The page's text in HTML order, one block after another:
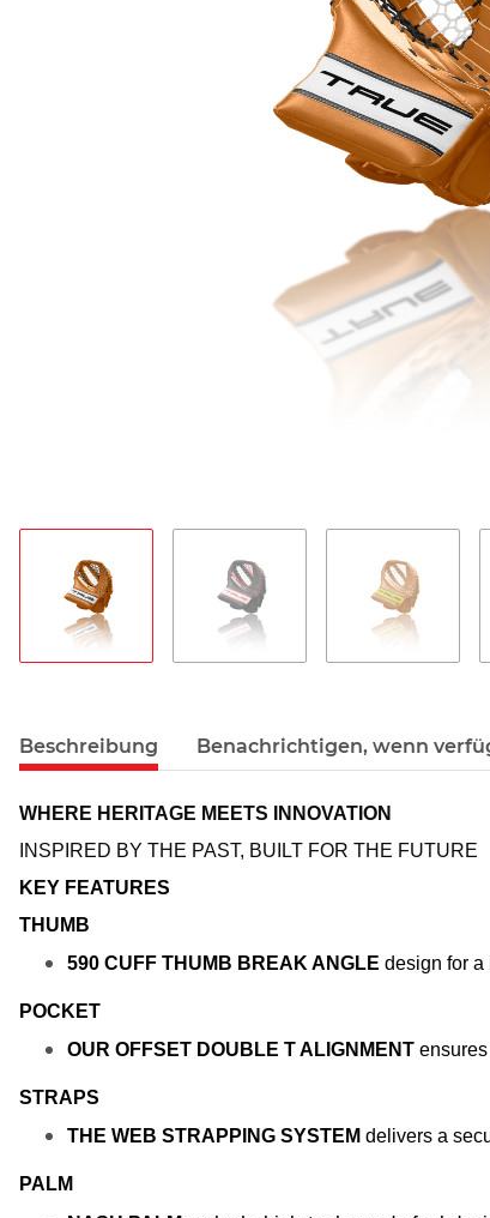
Beschreibung Benachrichtigen, wenn
WHERE HERITAGE MEETS INNOVATION
INSPIRED BY THE PAST, BUILT FOR THE FUTURE
KEY FEATURES
THUMB
590 CUFF THUMB BREAK ANGLE design for a
POCKET
OUR OFFSET DOUBLE T ALIGNMENT
STRAPS
THE WEB STRAPPING SYSTEM delivers a
PALM